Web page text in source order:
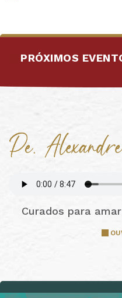
PRÓXIMOS
Curados para